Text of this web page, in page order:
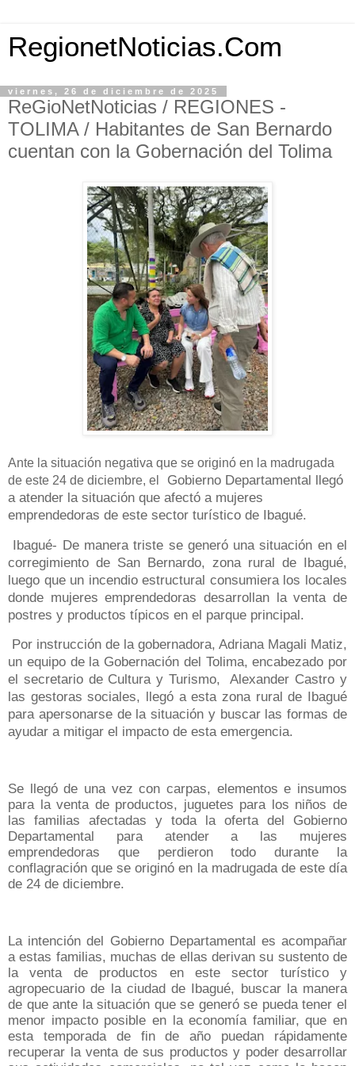
RegionetNoticias.Com
viernes, 26 de diciembre de 2025
ReGioNetNoticias / REGIONES -
TOLIMA / Habitantes de San Bernardo
cuentan con la Gobernación del Tolima
Ante la situación negativa que se originó en la madrugada
de este 24 de diciembre, el
Gobierno Departamental llegó
a atender la situación que afectó a mujeres
emprendedoras de este sector turístico de Ibagué.
Ibagué- De manera triste se generó una situación en el
corregimiento de San Bernardo, zona rural de Ibagué,
luego que un incendio estructural consumiera los locales
donde mujeres emprendedoras desarrollan la venta de
postres y productos típicos en el parque principal.
Por instrucción de la gobernadora, Adriana Magali Matiz,
un equipo de la Gobernación del Tolima, encabezado por
el secretario de Cultura y Turismo,
Alexander Castro y
las gestoras sociales, llegó a esta zona rural de Ibagué
para apersonarse de la situación y buscar las formas de
ayudar a mitigar el impacto de esta emergencia.
Se llegó de una vez con carpas, elementos e insumos
para la venta de productos, juguetes para los niños de
las familias afectadas y toda la oferta del Gobierno
Departamental para atender a las mujeres
emprendedoras que perdieron todo durante la
conflagración que se originó en la madrugada de este día
de 24 de diciembre.
La intención del Gobierno Departamental es acompañar
a estas familias, muchas de ellas derivan su sustento de
la venta de productos en este sector turístico y
agropecuario de la ciudad de Ibagué, buscar la manera
de que ante la situación que se generó se pueda tener el
menor impacto posible en la economía familiar, que en
esta temporada de fin de año puedan rápidamente
recuperar la venta de sus productos y poder desarrollar